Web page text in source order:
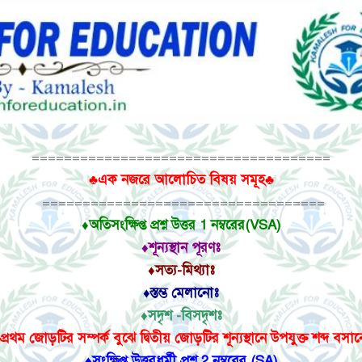
=====================================
♣এক নজরে আলোচিত বিষয়সমূহ♣
===================================
♦অতিসংক্ষিপ্ত প্রশ্ন উত্তর 1 নম্বরের(VSA)
♦শূন্যস্থান পূরণঃ
♦সত্য-মিথ্যাঃ
♦স্তম্ভ মেলানোঃ
♦সদৃশ -বিসদৃশঃ
জোড়টির সম্পর্ক বুঝে দ্বিতীয় জোড়টির শূন্যস্থানে উপযুক্ত শব্দ